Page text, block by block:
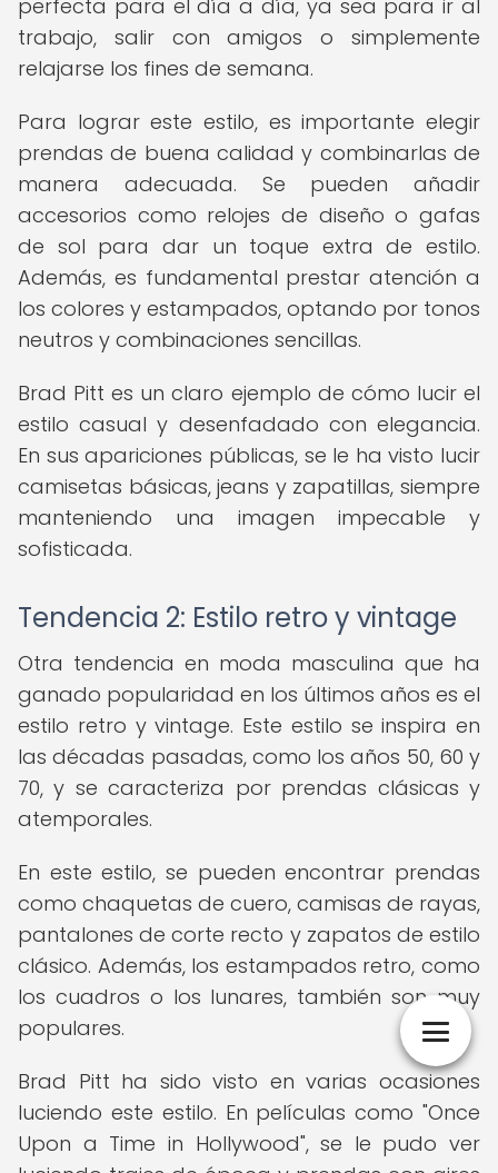
perfecta para el día a día, ya sea para ir al
trabajo, salir con amigos o simplemente
relajarse los fines de semana.
Para lograr este estilo, es importante elegir
prendas de buena calidad y combinarlas de
manera adecuada. Se pueden añadir
accesorios como relojes de diseño o gafas
de sol para dar un toque extra de estilo.
Además, es fundamental prestar atención a
los colores y estampados, optando por tonos
neutros y combinaciones sencillas.
Brad Pitt es un claro ejemplo de cómo lucir el
estilo casual y desenfadado con elegancia.
En sus apariciones públicas, se le ha visto lucir
camisetas básicas, jeans y zapatillas, siempre
manteniendo una imagen impecable y
sofisticada.
Tendencia 2: Estilo retro y vintage
Otra tendencia en moda masculina que ha
ganado popularidad en los últimos años es el
estilo retro y vintage. Este estilo se inspira en
las décadas pasadas, como los años 50, 60 y
70, y se caracteriza por prendas clásicas y
atemporales.
En este estilo, se pueden encontrar prendas
como chaquetas de cuero, camisas de rayas,
pantalones de corte recto y zapatos de estilo
clásico. Además, los estampados retro, como
los cuadros o los lunares, también son muy
populares.
Brad Pitt ha sido visto en varias ocasiones
luciendo este estilo. En películas como "Once
Upon a Time in Hollywood", se le pudo ver